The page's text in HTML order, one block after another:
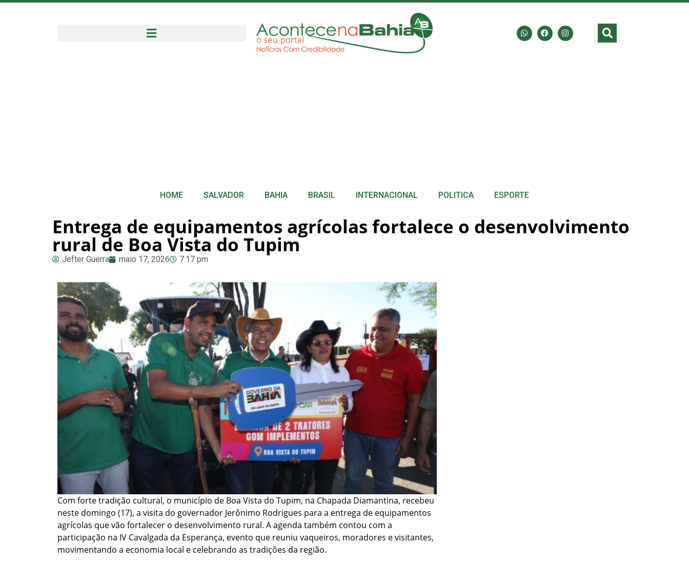
HOME SALVADOR BAHIA BRASIL INTERNACIONAL POLITICA ESPORTE
Entrega de equipamentos agrícolas fortalece o desenvolvimento
rural de Boa Vista do Tupim
Jefter Guerra maio 17, 2026 7:17 pm
Com forte tradição cultural, o município de Boa Vista do Tupim, na Chapada Diamantina, recebeu
neste domingo (17), a visita do governador Jerônimo Rodrigues para a entrega de equipamentos
agrícolas que vão fortalecer o desenvolvimento rural. A agenda também contou com a
participação na IV Cavalgada da Esperança, evento que reuniu vaqueiros, moradores e visitantes,
movimentando a economia local e celebrando as tradições da região.